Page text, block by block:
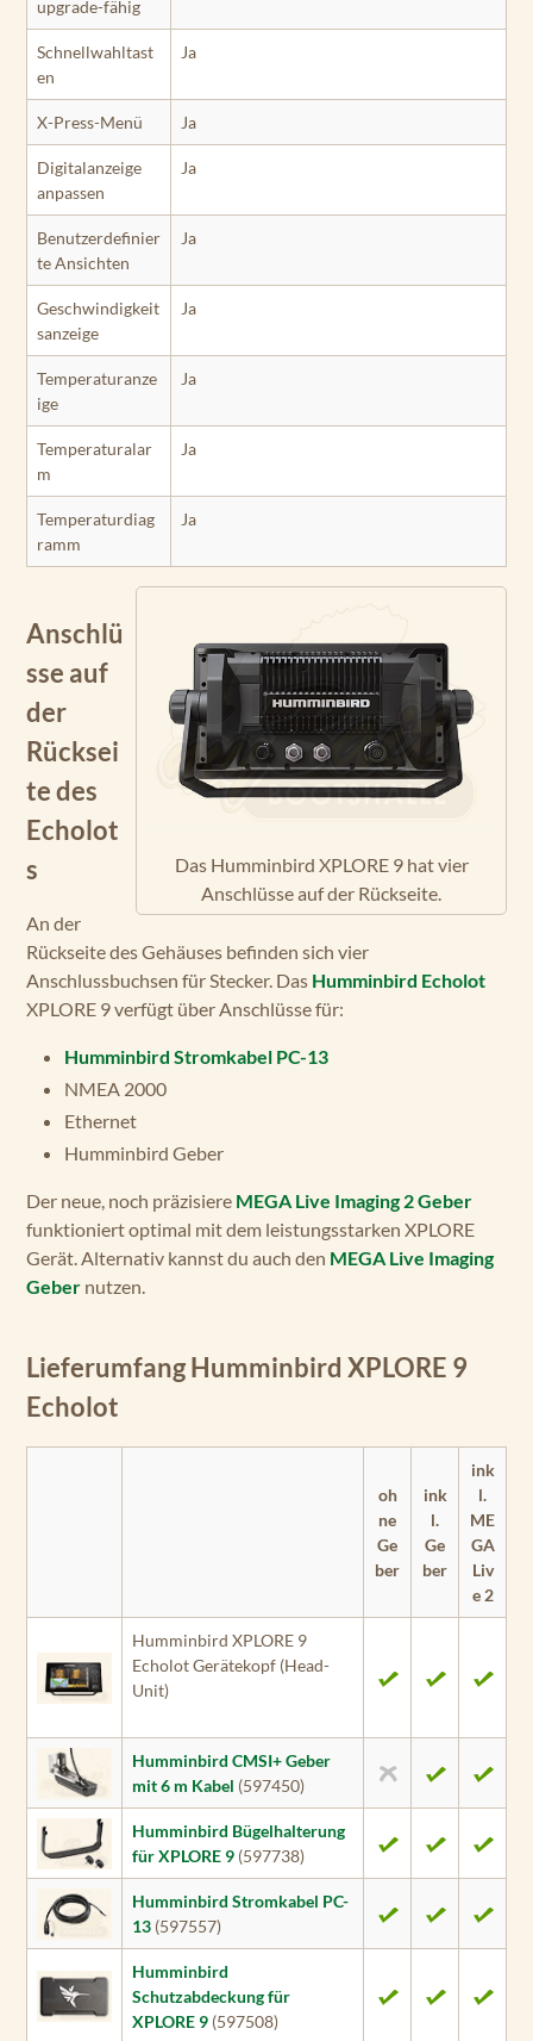
upgrade-fähig
Schnellwahltast
en
Ja
X-Press-Menü Ja
Digitalanzeige
anpassen
Ja
Benutzerdefinier
te Ansichten
Ja
Geschwindigkeit
sanzeige
Ja
Temperaturanze
ige
Ja
Temperaturalar
m
Ja
Temperaturdiag
ramm
Ja
Das Humminbird XPLORE 9 hat vier
Anschlüsse auf der Rückseite.
Anschlü
sse auf
der
Rücksei
te des
Echolot
s
An der
Rückseite des Gehäuses befinden sich vier
Anschlussbuchsen für Stecker. Das Humminbird Echolot
XPLORE 9 verfügt über Anschlüsse für:
Humminbird Stromkabel PC-13
NMEA 2000
Ethernet
Humminbird Geber
Der neue, noch präzisiere MEGA Live Imaging 2 Geber
funktioniert optimal mit dem leistungsstarken XPLORE
Gerät. Alternativ kannst du auch den MEGA Live Imaging
Geber nutzen.
Lieferumfang Humminbird XPLORE 9
Echolot
oh
ne
Ge
ber
ink
l.
Ge
ber
ink
l.
ME
GA
Liv
e 2
Humminbird XPLORE 9
Echolot Gerätekopf (Head-
Unit)
Humminbird CMSI+ Geber
mit 6 m Kabel (597450)
Humminbird Bügelhalterung
für XPLORE 9 (597738)
Humminbird Stromkabel PC-
13 (597557)
Humminbird
Schutzabdeckung für
XPLORE 9 (597508)